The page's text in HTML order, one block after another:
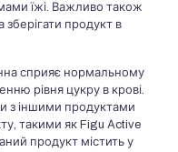
їжі. Важливо також
зберігати продукт в
сприяє нормальному
рівня цукру в крові.
з іншими продуктами
такими як Figu Аctive
продукт містить у